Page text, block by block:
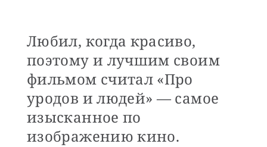
Любил, когда красиво,
поэтому и лучшим своим
фильмом считал «Про
уродов и людей» — самое
изысканное по
изображению кино.